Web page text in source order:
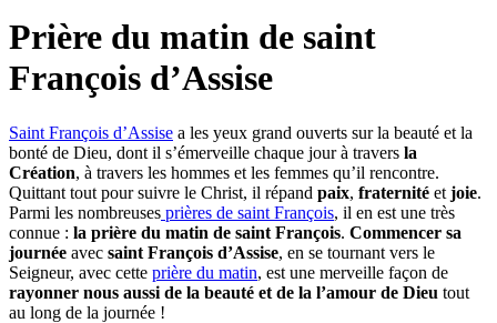
Prière du matin de saint
François d’Assise
Saint François d’Assise a les yeux grand ouverts sur la beauté et la
bonté de Dieu, dont il s’émerveille chaque jour à travers la
Création, à travers les hommes et les femmes qu’il rencontre.
Quittant tout pour suivre le Christ, il répand paix, fraternité et joie.
Parmi les nombreuses prières de saint François, il en est une très
connue : la prière du matin de saint François. Commencer sa
journée avec saint François d’Assise, en se tournant vers le
Seigneur, avec cette prière du matin, est une merveille façon de
rayonner nous aussi de la beauté et de la l’amour de Dieu tout
au long de la journée !